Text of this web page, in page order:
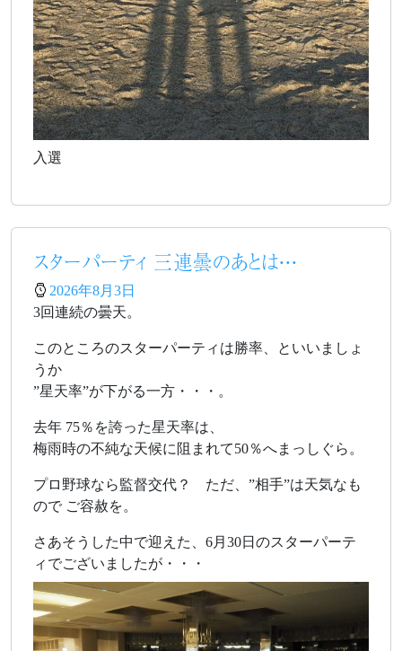
入選
スターパーティ 三連曇のあとは・・・
2026年8月3日
3回連続の曇天。
このところのスターパーティは勝率、といいましょ
うか
”星天率”が下がる一方・・・。
去年 75％を誇った星天率は、
梅雨時の不純な天候に阻まれて50％へまっしぐら。
プロ野球なら監督交代？ ただ、”相手”は天気なも
ので ご容赦を。
さあそうした中で迎えた、6月30日のスターパーテ
ィでございましたが・・・